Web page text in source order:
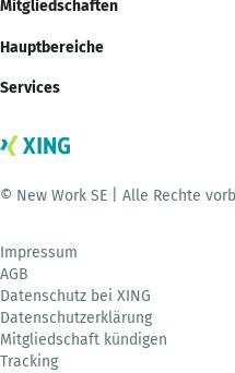
Mitgliedschaften
Hauptbereiche
Services
© New Work SE | Alle Rechte
Impressum
AGB
Datenschutz bei XING
Datenschutzerklärung
Mitgliedschaft kündigen
Tracking